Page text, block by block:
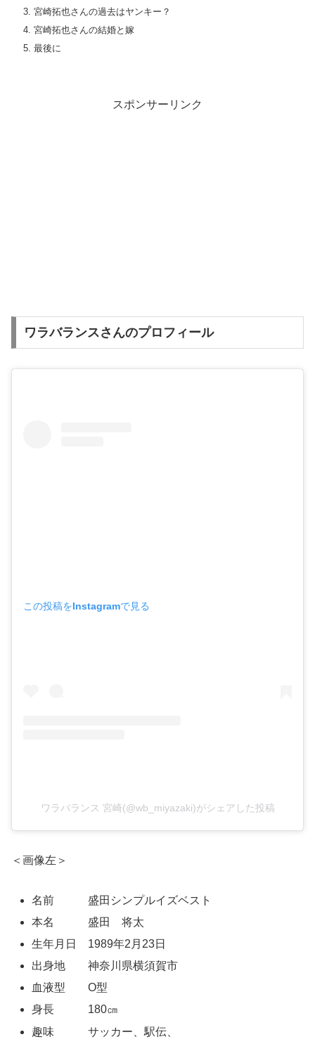
宮崎拓也さんの過去はヤンキー？
宮崎拓也さんの結婚と嫁
最後に
スポンサーリンク
ワラバランスさんのプロフィール
この投稿をInstagramで見る
ワラバランス 宮崎(@wb_miyazaki)がシェアした投稿
＜画像左＞
名前 盛田シンプルイズベスト
本名 盛田 将太
生年月日 1989年2月23日
出身地 神奈川県横須賀市
血液型 O型
身長 180㎝
趣味 サッカー、駅伝、